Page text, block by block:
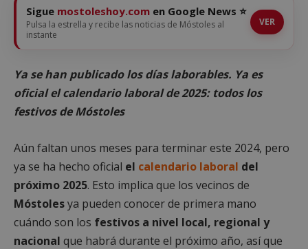
Sigue mostoleshoy.com en Google News ⭐
Pulsa la estrella y recibe las noticias de Móstoles al
instante
VER
Ya se han publicado los días laborables. Ya es
oficial el calendario laboral de 2025: todos los
festivos de Móstoles
Aún faltan unos meses para terminar este 2024, pero
ya se ha hecho oficial el calendario laboral del
próximo 2025. Esto implica que los vecinos de
Móstolesya pueden conocer de primera mano
cuándo son los festivos a nivel local, regional y
nacional que habrá durante el próximo año, así que